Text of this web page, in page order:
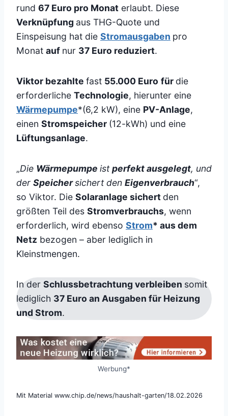
rund 67 Euro pro Monat erlaubt. Diese
Verknüpfung aus THG-Quote und
Einspeisung hat die Stromausgaben pro
Monat auf nur 37 Euro reduziert.
Viktor bezahlte fast 55.000 Euro für die
erforderliche Technologie, hierunter eine
Wärmepumpe*(6,2 kW), eine PV-Anlage,
einen Stromspeicher (12-kWh) und eine
Lüftungsanlage.
„Die Wärmepumpe istperfekt ausgelegt, und
der Speichersichert den Eigenverbrauch“,
so Viktor. Die Solaranlage sichert den
größten Teil des Stromverbrauchs, wenn
erforderlich, wird ebenso Strom* aus dem
Netz bezogen – aber lediglich in
Kleinstmengen.
In der Schlussbetrachtung verbleiben somit
lediglich 37 Euro an Ausgaben für Heizung
und Strom.
Werbung*
Mit Material www.chip.de/news/haushalt-garten/18.02.2026